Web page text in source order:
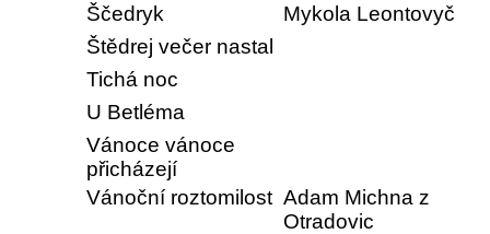
Ščedryk
Mykola Leontovyč
Štědrej večer nastal
Tichá noc
U Betléma
Vánoce vánoce
přicházejí
Vánoční roztomilost Adam Michna z
Otradovic